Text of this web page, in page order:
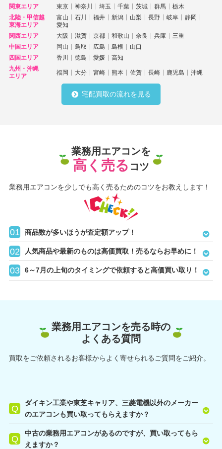
関東エリア
東京 神奈川 埼玉 千葉 茨城 群馬
栃木
北陸・甲信越
東海エリア
富山 石川 福井 新潟 山梨 長野 岐阜
静岡
愛知
関西エリア
大阪 滋賀 京都 和歌山 奈良 兵庫
三重
中国エリア
岡山 鳥取 広島 島根
山口
四国エリア
香川 徳島 愛媛
高知
九州・沖縄
エリア
福岡 大分 宮崎 熊本 佐賀 長崎 鹿児島 沖縄
宅配買取の流れを見る
業務用エアコンを
高く売る コツ
業務用エアコンを少しでも高く売るためのコツをお教えします！
商品数が多いほうが査定額アップ！
人気商品や最新のものは高価買取！売るならお早めに！
6～7月の上旬のタイミングで依頼すると高価買い取り！
業務用エアコンを売る時の
よくある質問
買取をご依頼されるお客様からよく寄せられるご質問をご紹介。
ダイキン工業や東芝キャリア、三菱電機以外のメーカー
のエアコンも買い取ってもらえますか？
中古の業務用エアコンがあるのですが、買い取ってもら
えますか？